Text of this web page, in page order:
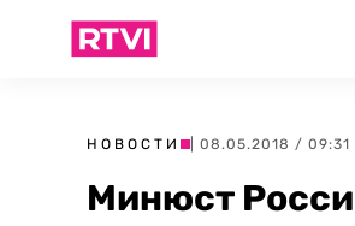
НОВОСТИ | 08.05.2018 / 09:31
Минюст